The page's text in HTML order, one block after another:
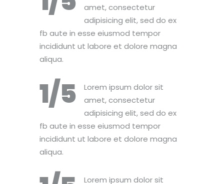
amet, consectetur
adipisicing elit, sed do ex
fb aute in esse eiusmod tempor
incididunt ut labore et dolore magna
aliqua.
1/5
Lorem ipsum dolor sit
amet, consectetur
adipisicing elit, sed do ex
fb aute in esse eiusmod tempor
incididunt ut labore et dolore magna
aliqua.
Lorem ipsum dolor sit